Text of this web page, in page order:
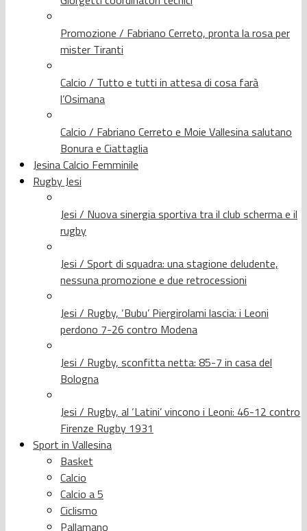
Promozione / Fabriano Cerreto, pronta la rosa per
mister Tiranti
Calcio / Tutto e tutti in attesa di cosa farà
l’Osimana
Calcio / Fabriano Cerreto e Moie Vallesina salutano
Bonura e Ciattaglia
Jesina Calcio Femminile
Rugby Jesi
Jesi / Nuova sinergia sportiva tra il club scherma e il
rugby
Jesi / Sport di squadra: una stagione deludente,
nessuna promozione e due retrocessioni
Jesi / Rugby, ‘Bubu’ Piergirolami lascia: i Leoni
perdono 7-26 contro Modena
Jesi / Rugby, sconfitta netta: 85-7 in casa del
Bologna
Jesi / Rugby, al ‘Latini’ vincono i Leoni: 46-12 contro
Firenze Rugby 1931
Sport in Vallesina
Basket
Calcio
Calcio a 5
Ciclismo
Pallamano